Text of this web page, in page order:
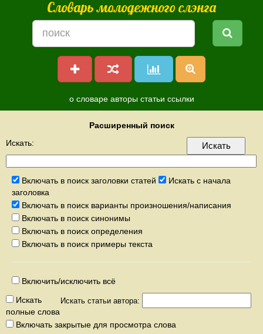
Словарь молодежного слэнга
о словаре авторы статьи ссылки
Расширенный поиск
Искать:
Включать в поиск заголовки статей
Искать с начала
заголовка
Включать в поиск варианты произношения/написания
Включать в поиск синонимы
Включать в поиск определения
Включать в поиск примеры текста
Включить/исключить всё
Искать статьи автора:
Искать
полные слова
Включать закрытые для просмотра слова